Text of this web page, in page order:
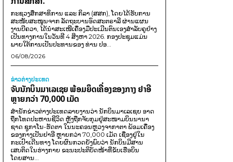
ກະຊວງສຶກສາທິການ ແລະ ກິລາ (ສສກ), ໂດຍໄດ້ຮັບການ
ສະໜັບສະໜູນຈາກ ລັດຖະບານອົດສະຕຣາລີ ຜ່ານແຜນ
ງານບີຄວາ, ໄດ້ນຳສະເໜີເຄື່ອງມືປະເມີນຕົນເອງສຳລັບຄູຢ່າງ
ເປັນທາງການໃນວັນທີ 4 ສິງຫາ 2026. ກອງປະຊຸມແມ່ນ
ພາຍໃຕ້ການເປັນປະທານຂອງ ທ່ານ ປອ...
06/08/2026
ຂ່າວຕ່າງປະເທດ
ຈັບນັກບິນມາເລເຊຍ ພ້ອມຍຶດເຄື່ອງຂອງກາງ ຢາອີ
ຫຼາຍກວ່າ 70,000 ເມັດ
ສຳນັກຂ່າວຕ່າງປະເທດລາຍງານວ່າ ນັກບິນມາເລເຊຍ ອາດ
ຖືກໂທດປະຫານຊີວິດ ຫຼັງຖືກຈັບກຸມຢູ່ສະໜາມບິນນານາ
ຊາດ ຊູກາໂນ-ຮັດຕາ ໃນນະຄອນຫຼວງຈາກາຕາ ພ້ອມເຄື່ອງ
ຂອງກາງເປັນຢາອີ ຫຼາຍກວ່າ 70,000 ເມັດ ເຊື່ອງຢູ່ໃນ
ກະເປົາເດີນທາງ ໂດຍຜົນກວດຍັງພົບວ່າ ນັກບິນມີສານ
ເສບຕິດໃນຮ່າງກາຍ ຂະນະປະຕິບັດໜ້າທີ່ຂັບເຮືອບິນ
ໂດຍສານ...